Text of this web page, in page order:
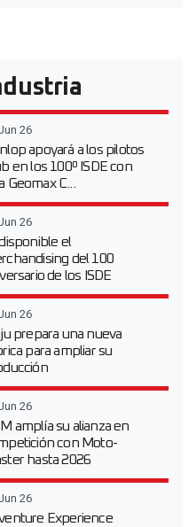
26
apoyará a los pilotos
en los 100º ISDE con
Geomax C...
26
el
del 100
de los ISDE
26
prepara una nueva
para ampliar su
26
amplía su alianza en
con Moto-
hasta 2026
26
Experience